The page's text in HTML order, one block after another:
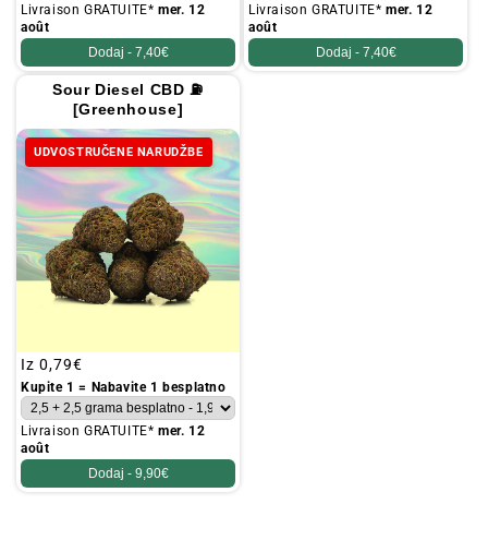
Livraison GRATUITE* mer. 12
août
Dodaj - 7,40€
Livraison GRATUITE* mer. 12
août
Dodaj - 7,40€
Sour Diesel CBD ⛽
[Greenhouse]
UDVOSTRUČENE NARUDŽBE
Redovna
cijena
Iz 0,79€
Kupite 1 = Nabavite 1 besplatno
Livraison GRATUITE* mer. 12
août
Dodaj - 9,90€